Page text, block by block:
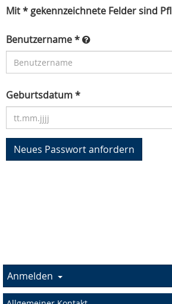
Mit * gekennzeichnete Felder sind
Benutzername *
Geburtsdatum *
Anmelden